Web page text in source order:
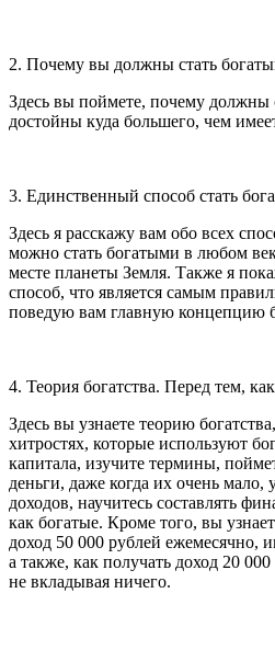
2. Почему вы должны стать
Здесь вы поймете, почему должны
достойны куда большего, чем
3. Единственный способ стать
Здесь я расскажу вам обо всех
можно стать богатыми в любом
месте планеты Земля. Также я
способ, что является самым
поведую вам главную концепцию
4. Теория богатства. Перед тем,
Здесь вы узнаете теорию
хитростях, которые используют
капитала, изучите термины,
деньги, даже когда их очень мало,
доходов, научитесь составлять
как богатые. Кроме того, вы
доход 50 000 рублей ежемесячно,
а также, как получать доход 20
не вкладывая ничего.